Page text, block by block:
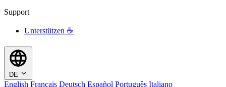
Support
Unterstützen ☕
DE
English Français Deutsch Español Português Italiano